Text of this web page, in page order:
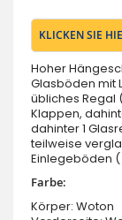
KLICKEN SIE
Hoher
Glasböden mit
übliches Regal
Klappen,
dahinter 1
teilweise
Einlegeböden (
Farbe:
Körper: Woton